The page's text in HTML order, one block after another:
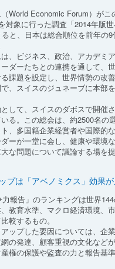
World Economic Forum）がこ
対象に行った調査「2014年版
と、日本は総合順位を前年の9
、ビジネス、政治、アカデミ
ダーたちとの連携を通して、
課題を設定し、世界情勢の改
、スイスのジュネーブに本部
して、スイスのダボスで開催
る。この総会は、約2500名の
、多国籍企業経営者や国際的
ーが一堂に会し、健康や環境
な問題について議論する場を
プは「アベノミクス」効果
力報告」のランキングは世界
教育水準、マクロ経済環境、
較するもの。
ップした要因については、企
の発達、顧客重視の文化など
権の保護や監査の力と報告基